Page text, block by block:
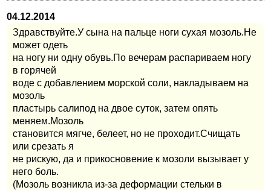
04.12.2014
Здравствуйте.У сына на пальце ноги сухая мозоль.Не
может одеть
на ногу ни одну обувь.По вечерам распариваем ногу
в горячей
воде с добавлением морской соли, накладываем на
мозоль
пластырь салипод на двое суток, затем опять
меняем.Мозоль
становится мягче, белеет, но не проходит.Счищать
или срезать я
не рискую, да и прикосновение к мозоли вызывает у
него боль.
(Мозоль возникла из-за деформации стельки в